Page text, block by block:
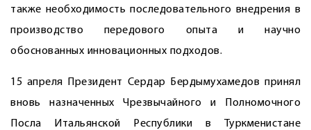
также необходимость последовательного внедрения в
производство передового опыта и научно
обоснованных инновационных подходов.
15 апреля Президент Сердар Бердымухамедов принял
вновь назначенных Чрезвычайного и Полномочного
Посла Итальянской Республики в Туркменистане